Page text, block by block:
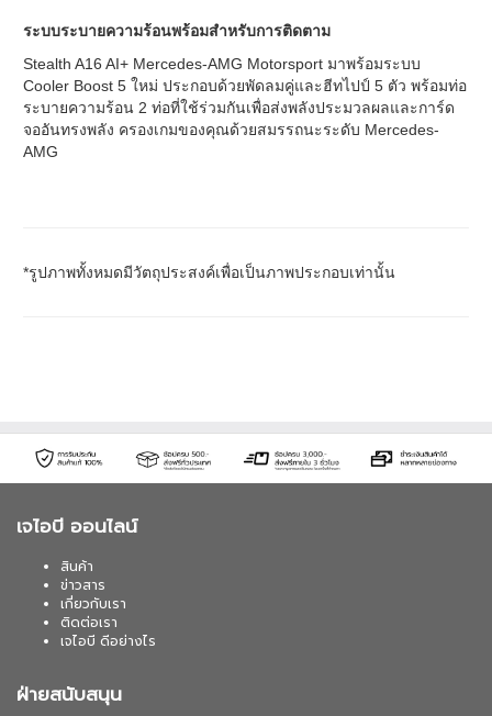
ระบบระบายความร้อนพร้อมสำหรับการติดตาม
Stealth A16 AI+ Mercedes-AMG Motorsport มาพร้อมระบบ
Cooler Boost 5 ใหม่ ประกอบด้วยพัดลมคู่และฮีทไปป์ 5 ตัว พร้อมท่อ
ระบายความร้อน 2 ท่อที่ใช้ร่วมกันเพื่อส่งพลังประมวลผลและการ์ด
จออันทรงพลัง ครองเกมของคุณด้วยสมรรถนะระดับ Mercedes-
AMG
*รูปภาพทั้งหมดมีวัตถุประสงค์เพื่อเป็นภาพประกอบเท่านั้น
เจไอบี ออนไลน์
สินค้า
ข่าวสาร
เกี่ยวกับเรา
ติดต่อเรา
เจไอบี ดีอย่างไร
ฝ่ายสนับสนุน